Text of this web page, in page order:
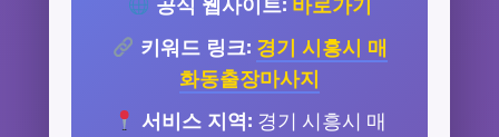
키워드 링크: 경기 시흥시 매
화동출장마사지
서비스 지역: 경기 시흥시 매